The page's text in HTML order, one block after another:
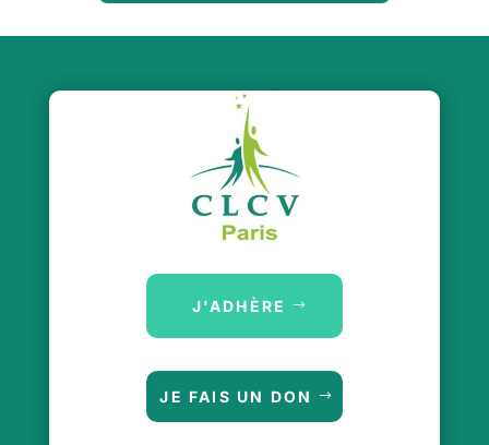
J'ADHÈRE
JE FAIS UN DON